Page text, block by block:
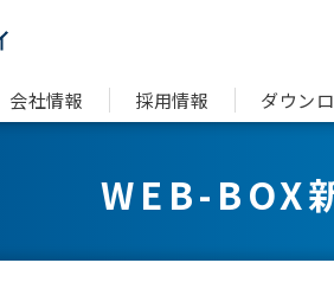
会社情報 採用情報 ダウン
WEB-BOX